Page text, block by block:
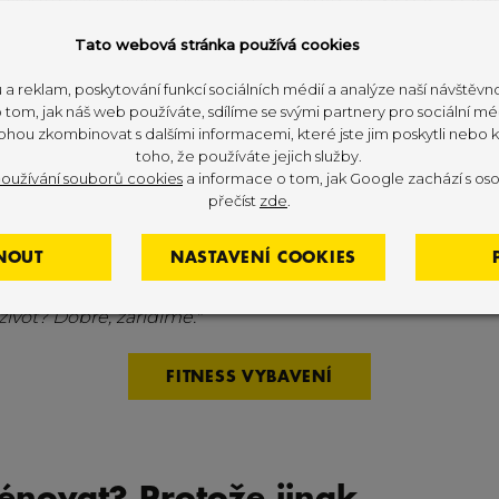
zlobí. Nejčastější obětí?Bederní páteř, hamstringy
život: zabiják kyčelních
v průměru 7–10 hodin. To je víc času, než
rodinou. Při sezení jsou flexory stažené, v
Dobře, zařídíme."
FITNESS VYBAVENÍ
Tato webová stránka používá cookies
a reklam, poskytování funkcí sociálních médií a analýze naší
jak náš web používáte, sdílíme se svými partnery pro sociální
zkombinovat s dalšími informacemi, které jste jim poskytli nebo
toho, že používáte jejich služby.
souborů cookiesa informace o tom, jak Google zachází s
přečíst zde
NASTAVENÍ COOKIES